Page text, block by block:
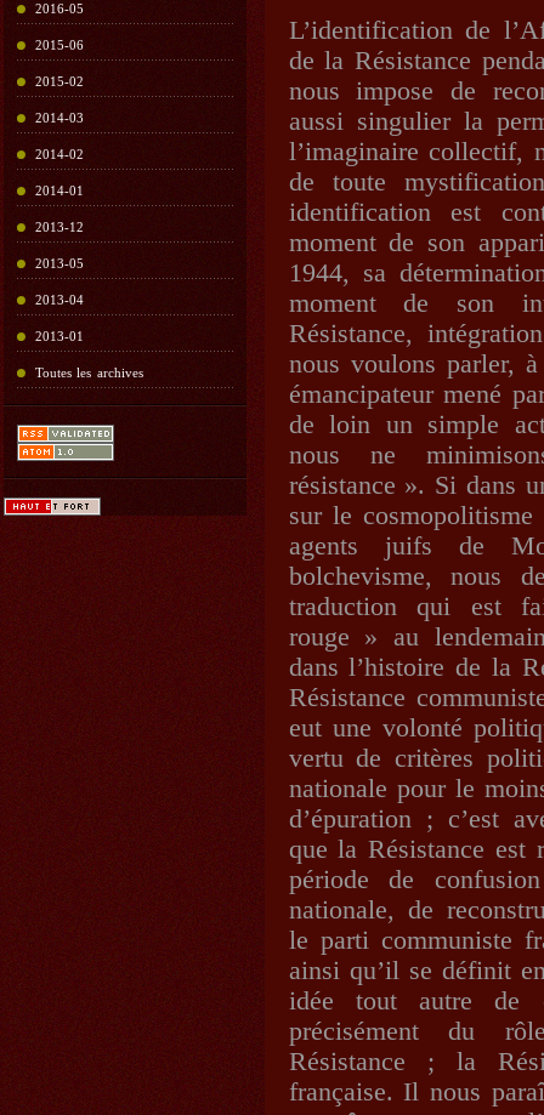
2016-05
2015-06
2015-02
2014-03
2014-02
2014-01
2013-12
2013-05
2013-04
2013-01
Toutes les archives
L’identification de
de la Résistance
nous impose de
aussi singulier la
l’imaginaire collectif,
de toute
identification est
moment de son
1944, sa
moment de son
Résistance,
nous voulons parler,
émancipateur mené
de loin un simple
nous ne
résistance ». Si dans
sur le
agents juifs de
bolchevisme, nous
traduction qui est
rouge » au
dans l’histoire de la
Résistance
eut une volonté
vertu de critères
nationale pour le
d’épuration ; c’est
que la Résistance est
période de
nationale, de
le parti communiste
ainsi qu’il se définit
idée tout autre de
précisément du
Résistance ; la
française. Il nous